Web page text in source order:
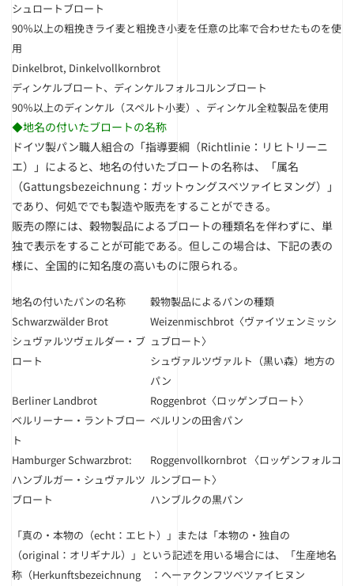
シュロートブロート
90％以上の粗挽きライ麦と粗挽き小麦を任意の比率で合わせたものを使
用
Dinkelbrot, Dinkelvollkornbrot
ディンケルブロート、ディンケルフォルコルンブロート
90％以上のディンケル（スペルト小麦）、ディンケル全粒製品を使用
◆地名の付いたブロートの名称
ドイツ製パン職人組合の「指導要綱（Richtlinie：リヒトリーニ
エ）」によると、地名の付いたブロートの名称は、「属名
（Gattungsbezeichnung：ガットゥングスベツァイヒヌング）」
であり、何処ででも製造や販売をすることができる。
販売の際には、穀物製品によるブロートの種類名を伴わずに、単
独で表示をすることが可能である。但しこの場合は、下記の表の
様に、全国的に知名度の高いものに限られる。
地名の付いたパンの名称
穀物製品によるパンの種類
Schwarzwälder Brot
シュヴァルツヴェルダー・ブ
ロート
Weizenmischbrot〈ヴァイツェンミッシ
ュブロート〉
シュヴァルツヴァルト（黒い森）地方の
パン
Berliner Landbrot
ベルリーナー・ラントブロー
ト
Roggenbrot〈ロッゲンブロート〉
ベルリンの田舎パン
HamburgerSchwarzbrot:
ハンブルガー・シュヴァルツ
ブロート
Roggenvollkornbrot 〈ロッゲンフォルコ
ルンブロート〉
ハンブルクの黒パン
「真の・本物の（echt：エヒト）」または「本物の・独自の
（original：オリギナル）」という記述を用いる場合には、「生産地名
称（Herkunftsbezeichnung ：ヘーァクンフツベツァイヒヌン